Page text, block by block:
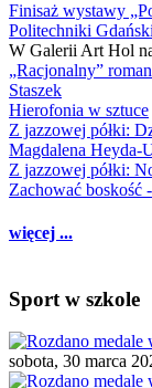
Finisaż wystawy
Politechniki
W Galerii Art Hol
„Racjonalny”
Staszek
Hierofonia w sztuce
Z jazzowej półki:
Magdalena Heyda-
Z jazzowej półki:
Zachować boskość
więcej ...
Sport w szkole
sobota, 30 marca